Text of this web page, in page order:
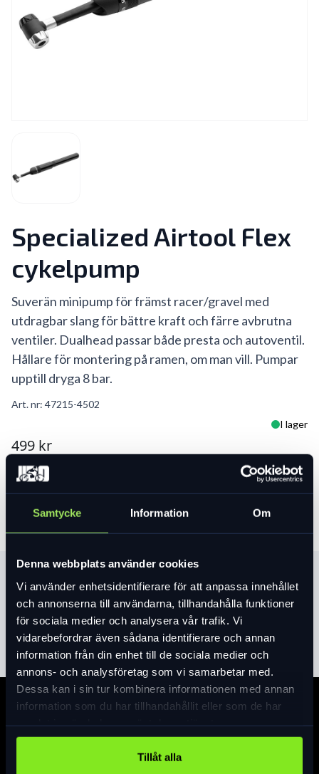
Samtycke Information Om
Denna webbplats använder cookies
Vi använder enhetsidentifierare för att anpassa innehållet
och annonserna till användarna, tillhandahålla funktioner
för sociala medier och analysera vår trafik. Vi
vidarebefordrar även sådana identifierare och annan
information från din enhet till de sociala medier och
annons- och analysföretag som vi samarbetar med.
Dessa kan i sin tur kombinera informationen med annan
information som du har tillhandahållit eller som de har
Tillåt alla
Specialized Airtool Flex
cykelpump
Suverän minipump för främst racer/gravel med
utdragbar slang för bättre kraft och färre avbrutna
ventiler. Dualhead passar både presta och autoventil.
Hållare för montering på ramen, om man vill. Pumpar
upptill dryga 8 bar.
Art. nr: 47215-4502
I lager
499 kr
Produktinformation
Läs merexpand_more
Specifikation